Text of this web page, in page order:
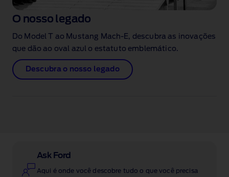
O nosso legado
Do Model T ao Mustang Mach‑E, descubra as inovações
que dão ao oval azul o estatuto emblemático.
Descubra o nosso legado
Ask Ford
Aqui é onde você descobre tudo o que você precisa